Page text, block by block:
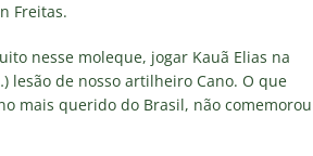
Freitas.
nesse moleque, jogar Kauã Elias na
lesão de nosso artilheiro Cano. O que
mais querido do Brasil, não comemorou